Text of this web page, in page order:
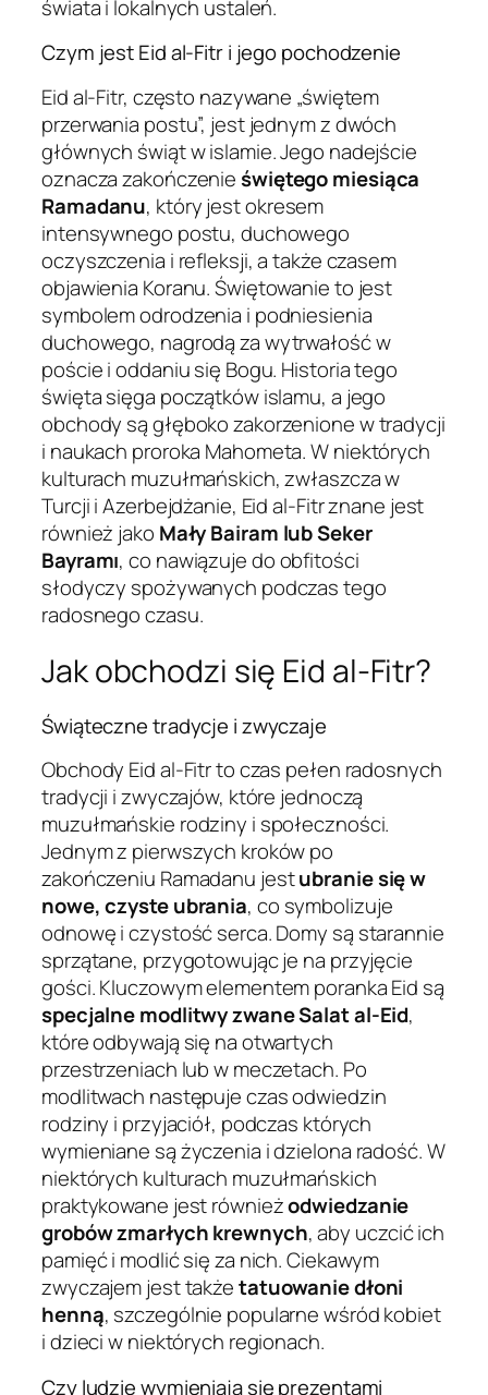
świata i lokalnych ustaleń.
Czym jest Eid al-Fitr i jego pochodzenie
Eid al-Fitr, często nazywane „świętem
przerwania postu”, jest jednym z dwóch
głównych świąt w islamie. Jego nadejście
oznacza zakończenieświętego miesiąca
Ramadanu, który jest okresem
intensywnego postu, duchowego
oczyszczenia i refleksji, a także czasem
objawienia Koranu. Świętowanie to jest
symbolem odrodzenia i podniesienia
duchowego, nagrodą za wytrwałość w
poście i oddaniu się Bogu. Historia tego
święta sięga początków islamu, a jego
obchody są głęboko zakorzenione w tradycji
i naukach proroka Mahometa. W niektórych
kulturach muzułmańskich, zwłaszcza w
Turcji i Azerbejdżanie, Eid al-Fitr znane jest
również jako Mały Bairam lub Seker
Bayramı, co nawiązuje do obfitości
słodyczy spożywanych podczas tego
radosnego czasu.
Jak obchodzi się Eid al-Fitr?
Świąteczne tradycje i zwyczaje
Obchody Eid al-Fitr to czas pełen radosnych
tradycji i zwyczajów, które jednoczą
muzułmańskie rodziny i społeczności.
Jednym z pierwszych kroków po
zakończeniu Ramadanu jestubranie się w
nowe, czyste ubrania, co symbolizuje
odnowę i czystość serca. Domy są starannie
sprzątane, przygotowując je na przyjęcie
gości. Kluczowym elementem poranka Eid są
specjalne modlitwy zwane Salat al-Eid,
które odbywają się na otwartych
przestrzeniach lub w meczetach. Po
modlitwach następuje czas odwiedzin
rodziny i przyjaciół, podczas których
wymieniane są życzenia i dzielona radość. W
niektórych kulturach muzułmańskich
praktykowane jest równieżodwiedzanie
grobów zmarłych krewnych, aby uczcić ich
pamięć i modlić się za nich. Ciekawym
zwyczajem jest takżetatuowanie dłoni
henną, szczególnie popularne wśród kobiet
i dzieci w niektórych regionach.
Czy ludzie wymieniają się prezentami